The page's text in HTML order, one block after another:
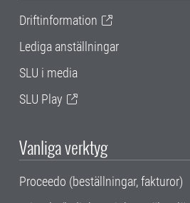
Driftinformation
Lediga anställningar
SLU i media
SLU Play
Vanliga verktyg
Proceedo (beställningar, fakturor)